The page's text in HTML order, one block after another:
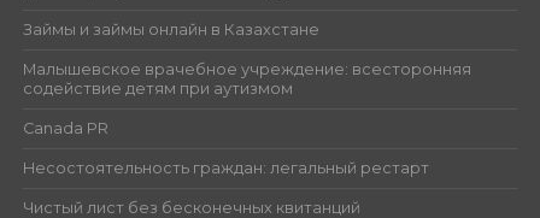
Займы и займы онлайн в Казахстане
Малышевское врачебное учреждение: всесторонняя
содействие детям при аутизмом
Canada PR
Несостоятельность граждан: легальный рестарт
Чистый лист без бесконечных квитанций